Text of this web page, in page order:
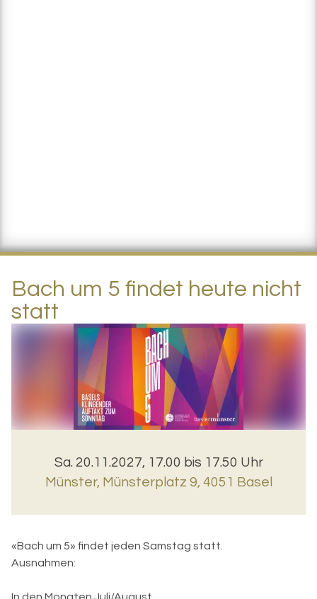
Bach um 5 findet heute nicht
statt
Sa. 20.11.2027, 17.00 bis 17.50 Uhr
Münster, Münsterplatz 9, 4051 Basel
«Bach um 5» findet jeden Samstag statt.
Ausnahmen:
In den Monaten Juli/August